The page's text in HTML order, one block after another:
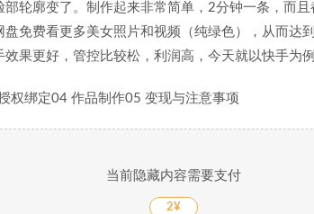
部轮廓变了。制作起来非常简单，2分钟一条，而
免费看更多美女照片和视频（纯绿色），从而达
果更好，管控比较松，利润高，今天就以快手为
权绑定04 作品制作05 变现与注意事项
当前隐藏内容需要支付
2¥